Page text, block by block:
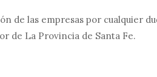
de las empresas por cualquier
de La Provincia de Santa Fe.